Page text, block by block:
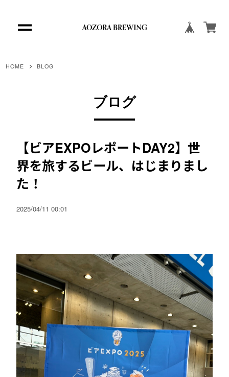
HOME BLOG
ブログ
【ビアEXPOレポートDAY2】世
界を旅するビール、はじまりまし
た！
2025/04/11 00:01